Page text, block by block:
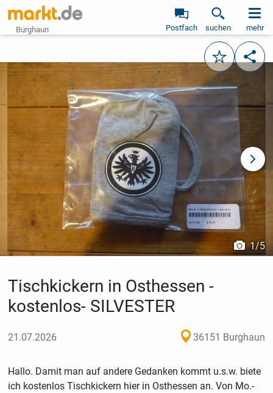
Burghaun Postfach suchen mehr
Merken
vorheriges Bild
1/5
Tischkickern in Osthessen -
kostenlos- SILVESTER
21.07.2026 36151 Burghaun
Hallo. Damit man auf andere Gedanken kommt u.s.w. biete
ich kostenlos Tischkickern hier in Osthessen an. Von Mo.-